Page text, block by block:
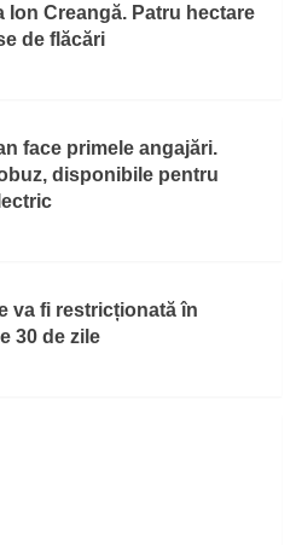
Ion Creangă. Patru hectare
de flăcări
face primele angajări.
disponibile pentru
va fi restricționată în
30 de zile